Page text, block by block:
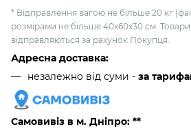
* Відправлення вагою не більше 20 кг
розмірами не більше 40х60х30 см.
відправляються за рахунок Покупця.
Адресна доставка:
незалежно від суми - за
Самовивіз в м. Дніпро: **